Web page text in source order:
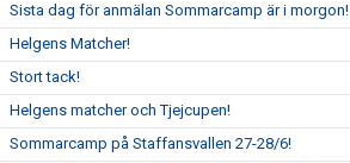
Sista dag för anmälan Sommarcamp är i morgon!
Helgens Matcher!
Stort tack!
Helgens matcher och Tjejcupen!
Sommarcamp på Staffansvallen 27-28/6!